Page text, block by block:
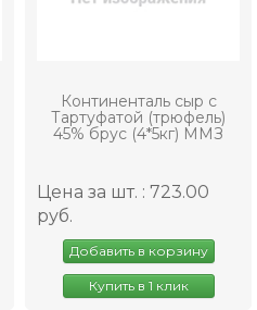
Континенталь сыр с
Тартуфатой (трюфель)
45% брус (4*5кг) ММЗ
Цена за шт. : 723.00
руб.
Добавить в корзину
Купить в 1 клик